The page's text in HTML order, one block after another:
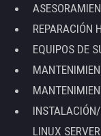
REPARACIÓN
EQUIPOS DE
LINUX SERVER